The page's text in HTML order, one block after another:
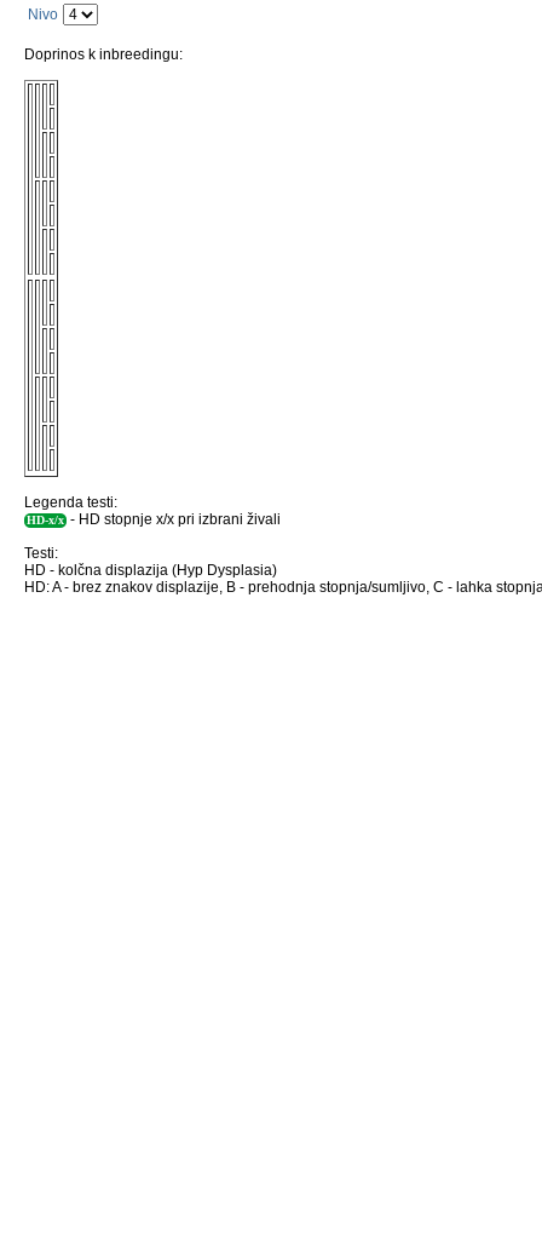
Nivo
Doprinos k inbreedingu:
Legenda testi:
HD-x/x - HD stopnje x/x pri izbrani živali
Testi:
HD - kolčna displazija (Hyp Dysplasia)
HD: A - brez znakov displazije, B - prehodnja stopnja/sumljivo, C - lahka